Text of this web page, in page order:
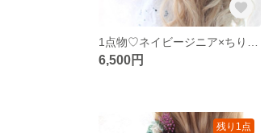
6,500円
残り1点